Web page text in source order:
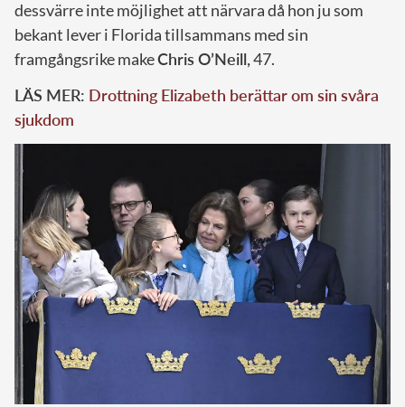
dessvärre inte möjlighet att närvara då hon ju som
bekant lever i Florida tillsammans med sin
framgångsrike makeChris O’Neill,47.
LÄS MER: Drottning Elizabeth berättar om sin svåra
sjukdom